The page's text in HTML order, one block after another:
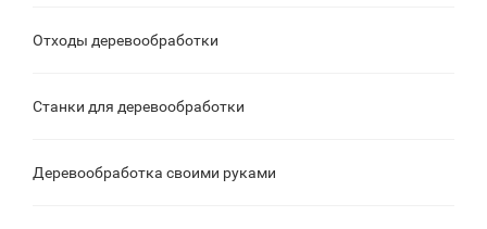
Отходы деревообработки
Станки для деревообработки
Деревообработка своими руками